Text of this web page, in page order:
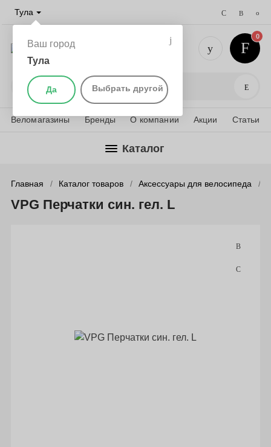
Тула
Ваш город
Тула
Да Выбрать другой Поиск
+7
0
Веломагазины Бренды О компании Акции Статьи
Каталог
Главная Каталог товаров Аксессуары для велосипеда
VPG Перчатки син. гел. L